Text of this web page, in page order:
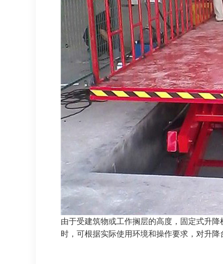
由于受建筑物或工作搁层的高度，固定式升
时，可根据实际使用环境和操作要求，对升